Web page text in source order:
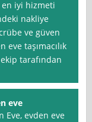
iyi hizmeti
nakliye
ve güven
eve taşımacılık
tarafından
eve
Eve, evden eve